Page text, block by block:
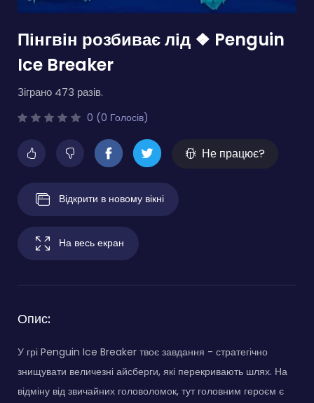
Пінгвін розбиває лід ❖ Penguin
Ice Breaker
Зіграно 473 разів.
0 (0 Голосів)
Не працює?
Відкрити в новому вікні
На весь екран
Опис:
У грі Penguin Ice Breaker твоє завдання - стратегічно
знищувати величезні айсберги, які перекривають шлях. На
відміну від звичайних головоломок, тут головним героєм є